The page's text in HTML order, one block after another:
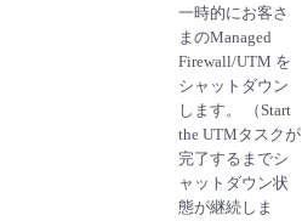
一時的にお客さ
まのManaged
Firewall/UTM を
シャットダウン
します。 （Start
the UTMタスクが
完了するまでシ
ャットダウン状
態が継続しま